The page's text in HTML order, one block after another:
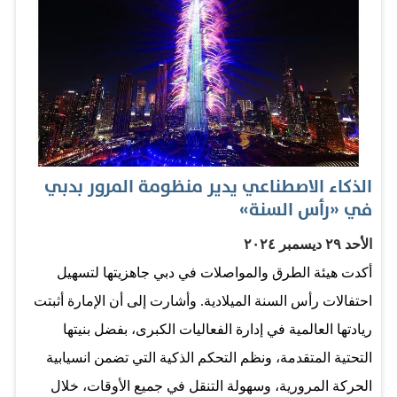
ومركبات النقل المشترك 1238 راكباً، أما مركبات الأجرة، فقد
نقلت 571 ألفاً و98 راكباً. وأكدت الهيئة أن تنقل مستخدمي
وسائل النقل الجماعي إلى مواقع الاحتفالات بليلة رأس السنة
الميلادية تم بسلاسة وأمان، بفضل الخطة المرورية المتكاملة
التي وضعتها وجهود فرق العمل الموزعة في مراكز التحكم
وفي الميدان، بالتنسيق مع الجهات ذات العلاقة في إمارة دبي.
الذكاء الاصطناعي يدير منظومة المرور بدبي
في «رأس السنة»
الأحد ٢٩ ديسمبر ٢٠٢٤
أكدت هيئة الطرق والمواصلات في دبي جاهزيتها لتسهيل
احتفالات رأس السنة الميلادية. وأشارت إلى أن الإمارة أثبتت
ريادتها العالمية في إدارة الفعاليات الكبرى، بفضل بنيتها
التحتية المتقدمة، ونظم التحكم الذكية التي تضمن انسيابية
الحركة المرورية، وسهولة التنقل في جميع الأوقات، خلال